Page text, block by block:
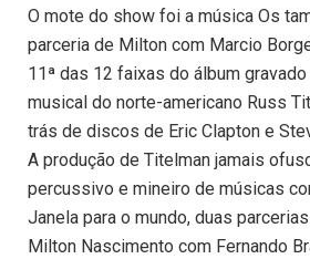
O mote do show foi a música Os
parceria de Milton com Marcio
11ª das 12 faixas do álbum
musical do norte-americano Russ
trás de discos de Eric Clapton e
A produção de Titelman jamais
percussivo e mineiro de músicas
Janela para o mundo, duas
Milton Nascimento com Fernando